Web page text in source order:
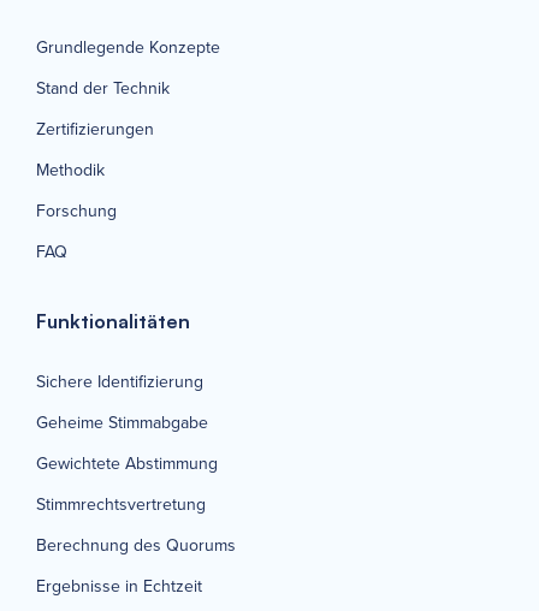
Grundlegende Konzepte
Stand der Technik
Zertifizierungen
Methodik
Forschung
FAQ
Funktionalitäten
Sichere Identifizierung
Geheime Stimmabgabe
Gewichtete Abstimmung
Stimmrechtsvertretung
Berechnung des Quorums
Ergebnisse in Echtzeit